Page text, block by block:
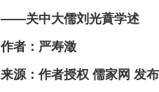
——关中大儒刘光蕡学述
作者：严寿澂
来源：作者授权 儒家网 发布